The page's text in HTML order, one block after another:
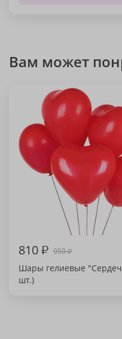
Вам может
810₽ 950₽
Шары гелиевые
шт.)